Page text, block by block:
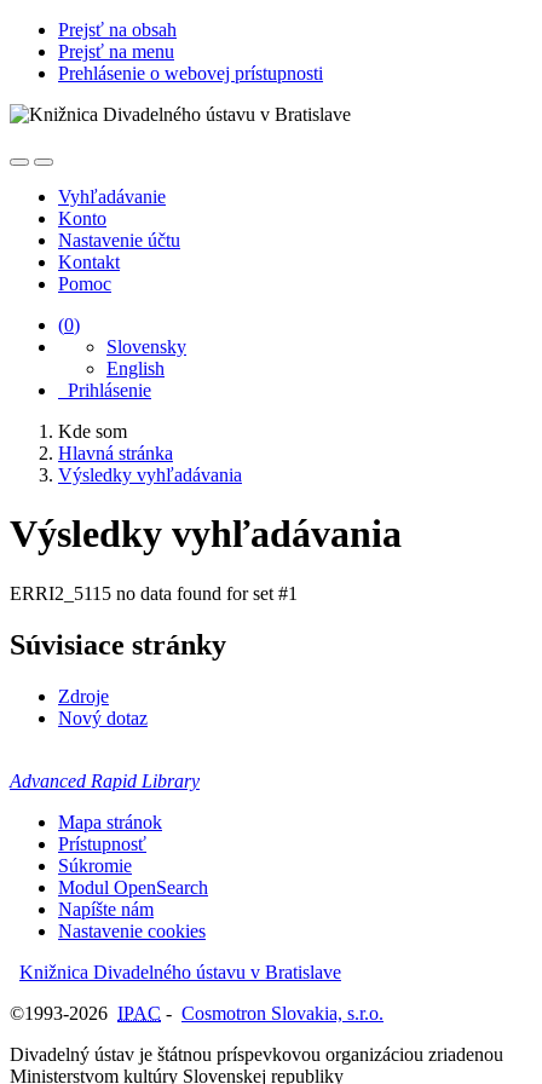
Prejsť na obsah
Prejsť na menu
Prehlásenie o webovej prístupnosti
Vyhľadávanie
Konto
Nastavenie účtu
Kontakt
Pomoc
(0)
Slovensky
English
Prihlásenie
Kde som
Hlavná stránka
Výsledky vyhľadávania
Výsledky vyhľadávania
ERRI2_5115 no data found for set #1
Súvisiace stránky
Zdroje
Nový dotaz
Advanced Rapid Library
Mapa stránok
Prístupnosť
Súkromie
Modul OpenSearch
Napíšte nám
Nastavenie cookies
Knižnica Divadelného ústavu v Bratislave
©1993-2026 IPAC - Cosmotron Slovakia, s.r.o.
Divadelný ústav je štátnou príspevkovou organizáciou zriadenou
Ministerstvom kultúry Slovenskej republiky